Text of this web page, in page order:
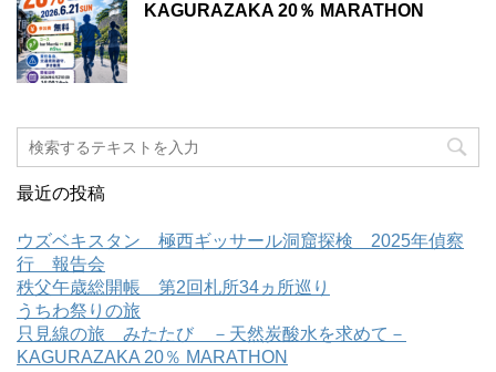
KAGURAZAKA 20％ MARATHON
最近の投稿
ウズベキスタン 極西ギッサール洞窟探検 2025年偵察
行 報告会
秩父午歳総開帳 第2回札所34ヵ所巡り
うちわ祭りの旅
只見線の旅 みたたび －天然炭酸水を求めて－
KAGURAZAKA 20％ MARATHON